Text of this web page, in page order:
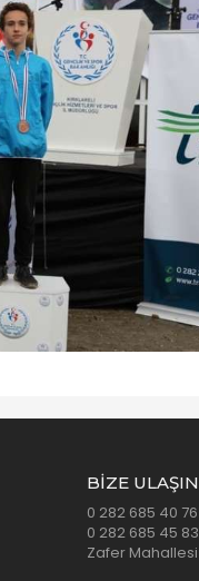
BIZE ULAŞIN
0 282 685 40 76
0 282 685 45 83
Zafer Mahallesi